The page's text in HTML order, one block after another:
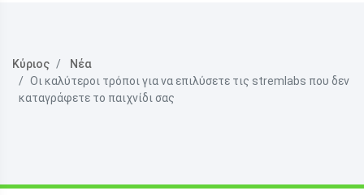
Κύριος
Νέα
Οι καλύτεροι τρόποι για να επιλύσετε τις stremlabs που δεν
καταγράφετε το παιχνίδι σας